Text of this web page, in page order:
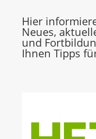
Hier
Neues,
und
Ihnen Tipps